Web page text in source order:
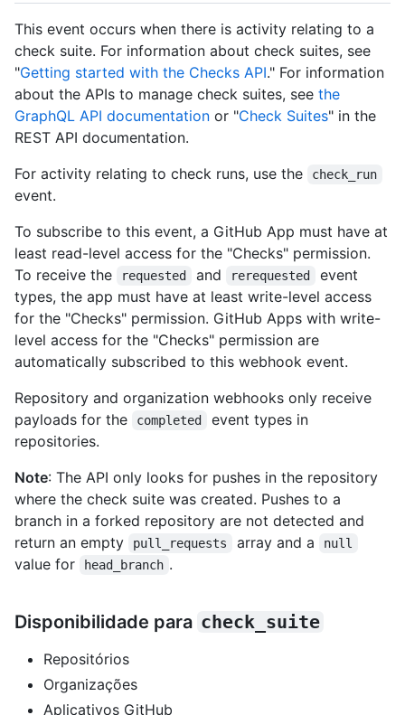
This event occurs when there is activity relating to a
check suite. For information about check suites, see
"Getting started with the Checks API." For information
about the APIs to manage check suites, see the
GraphQL API documentation or "Check Suites" in the
REST API documentation.
For activity relating to check runs, use the
check_run
event.
To subscribe to this event, a GitHub App must have at
least read-level access for the "Checks" permission.
To receive the
requested and rerequested
event
types, the app must have at least write-level access
for the "Checks" permission. GitHub Apps with write-
level access for the "Checks" permission are
automatically subscribed to this webhook event.
Repository and organization webhooks only receive
payloads for the
completed
event types in
repositories.
Note: The API only looks for pushes in the repository
where the check suite was created. Pushes to a
branch in a forked repository are not detected and
return an empty
pull_requests array and a null
value for head_branch .
Disponibilidade para check_suite
Repositórios
Organizações
Aplicativos GitHub